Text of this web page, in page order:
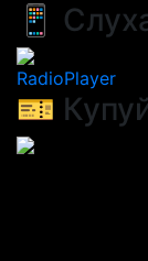
📱
RadioPlayer
🎫